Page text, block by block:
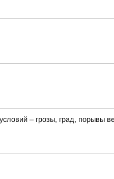
– грозы, град, порывы